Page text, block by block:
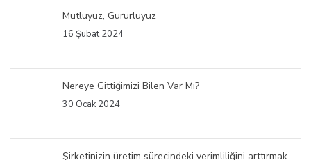
Mutluyuz, Gururluyuz
16 Şubat 2024
Nereye Gittiğimizi Bilen Var Mı?
30 Ocak 2024
Şirketinizin üretim sürecindeki verimliliğini arttırmak